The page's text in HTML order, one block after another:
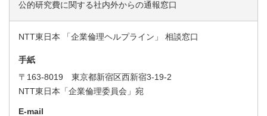
公的研究費に関する社内外からの通報窓口
NTT東日本 「企業倫理ヘルプライン」 相談窓口
手紙
〒163-8019 東京都新宿区西新宿3-19-2
NTT東日本「企業倫理委員会」宛
E-mail